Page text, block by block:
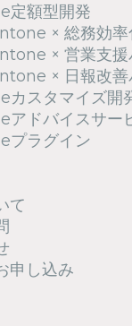
定額型開発
× 総務効率
× 営業支援
× 日報改善
カスタマイズ開
アドバイスサー
プラグイン
て
申し込み